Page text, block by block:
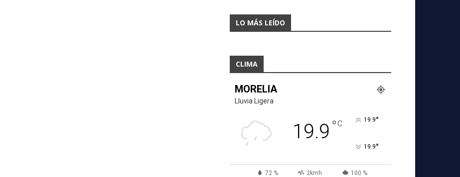
LO MÁS LEÍDO
CLIMA
MORELIA
Lluvia Ligera
19.9 °C 19.9°
19.9°
72 % 2kmh 100 %